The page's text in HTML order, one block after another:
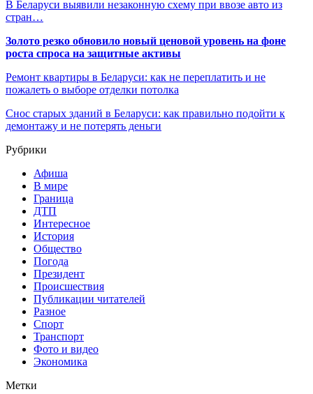
В Беларуси выявили незаконную схему при ввозе авто из
стран…
Золото резко обновило новый ценовой уровень на фоне
роста спроса на защитные активы
Ремонт квартиры в Беларуси: как не переплатить и не
пожалеть о выборе отделки потолка
Снос старых зданий в Беларуси: как правильно подойти к
демонтажу и не потерять деньги
Рубрики
Афиша
В мире
Граница
ДТП
Интересное
История
Общество
Погода
Президент
Происшествия
Публикации читателей
Разное
Спорт
Транспорт
Фото и видео
Экономика
Метки